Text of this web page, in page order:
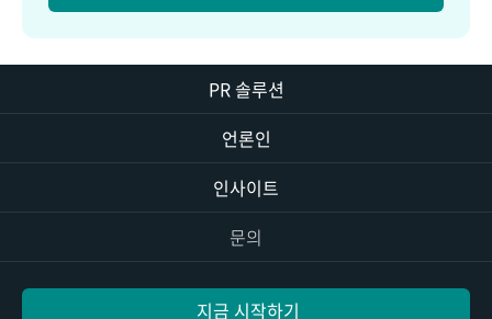
PR 솔루션
언론인
인사이트
문의
지금 시작하기